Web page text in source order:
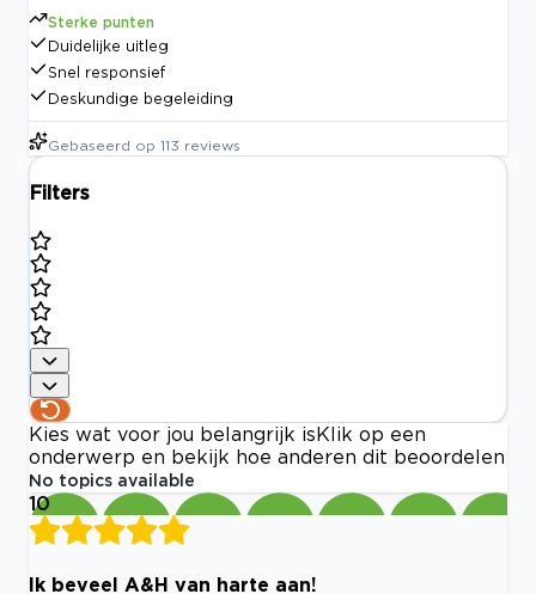
Sterke punten
Duidelijke uitleg
Snel responsief
Deskundige begeleiding
Gebaseerd op 113 reviews
Filters
Kies wat voor jou belangrijk is Klik op een
onderwerp en bekijk hoe anderen dit beoordelen
No topics available
10
Ik beveel A&H van harte aan!